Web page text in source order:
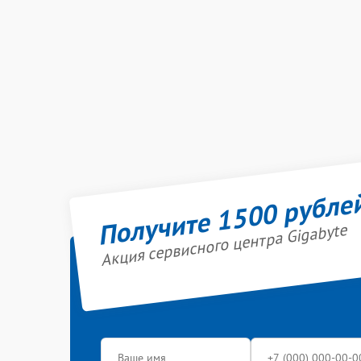
Получите 1500
Акция сервисного центра Gigabyte